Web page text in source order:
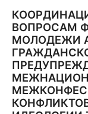
содержимому
ВОПРОСАМ
МОЛОДЕЖИ